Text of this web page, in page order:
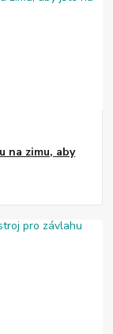
na zimu, aby